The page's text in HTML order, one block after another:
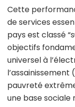
Cette
de services
pays est classé
objectifs
universel à
l’assainissement
pauvreté
une base